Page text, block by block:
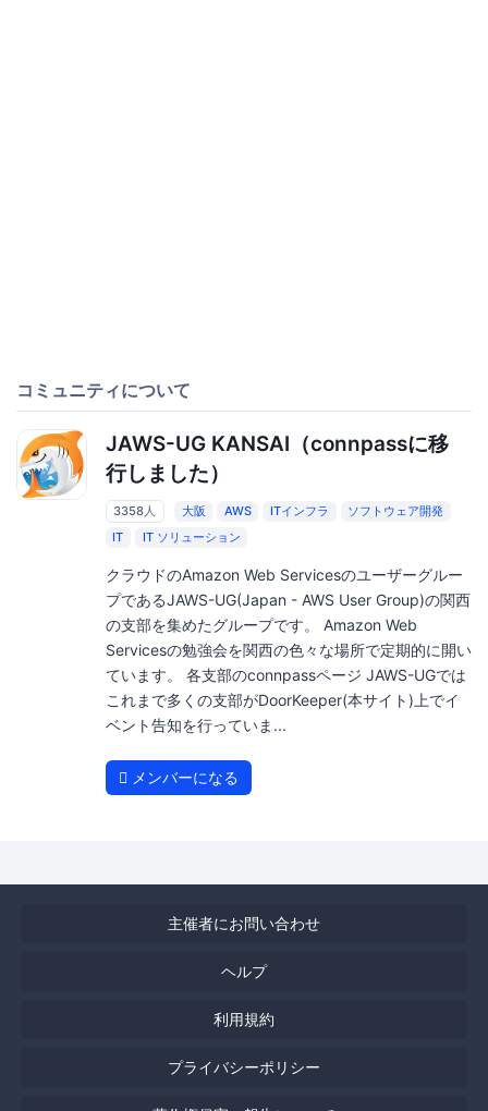
コミュニティについて
JAWS-UG KANSAI（connpassに移
行しました）
3358人 大阪 AWS ITインフラ
ソフトウェア開発
IT
IT ソリューション
クラウドのAmazon Web Servicesのユーザーグルー
プであるJAWS-UG(Japan - AWS User Group)の関西
の支部を集めたグループです。 Amazon Web
Servicesの勉強会を関西の色々な場所で定期的に開い
ています。 各支部のconnpassページ JAWS-UGでは
これまで多くの支部がDoorKeeper(本サイト)上でイ
ベント告知を行っていま...
メンバーになる
主催者にお問い合わせ
ヘルプ
利用規約
プライバシーポリシー